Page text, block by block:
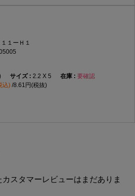
１ーＨ１
2.2 X 5
要確認
込) 8.61円(税抜)
スタマーレビューはまだありま